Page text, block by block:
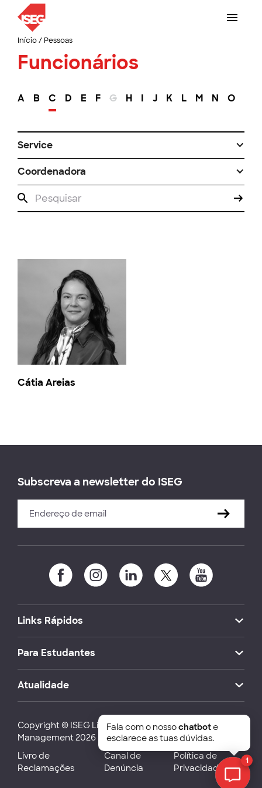
Início/ Pessoas
Funcionários
A B C D E F G H I J K L M N O
Service
Coordenadora
Cátia Areias
Subscreva a newsletter do ISEG
Links Rápidos
Para Estudantes
Atualidade
Copyright © ISEG Lisbon School of Economics and
Management 2026
Livro de
Reclamações
Canal de
Denúncia
Política de
Privacidade
1
Fala com o nossochatbote
esclarece as tuas dúvidas.